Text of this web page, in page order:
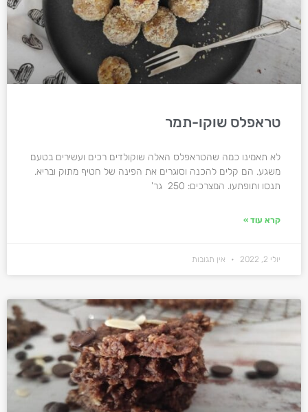
טראפלס שוקו-תמר
לא תאמינו כמה שהטראפלס האלה שוקולדים רכים ועשירים בטעם
משגע. הם קלים להכנה וסוגרים את הפינה של חטיף מתוק ובריא.
תנסו ותופתעו. המצרכים: 250 גר'
קרא עוד »
יולי 2, 2022 אין תגובות